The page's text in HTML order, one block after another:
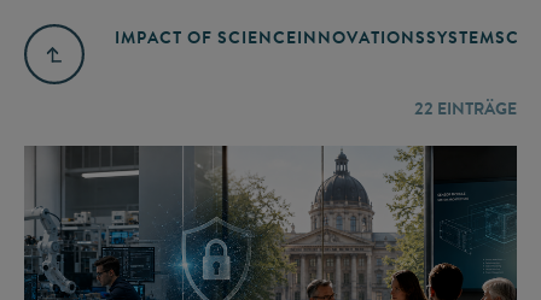
IMPACT OF SCIENCEINNOVATIONSSYSTEM
22 EINTRÄGE